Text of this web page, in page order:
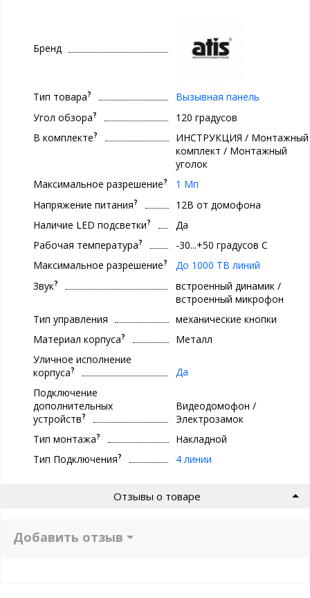
Бренд
Тип товара?
Вызывная панель
Угол обзора?
120 градусов
В комплекте?
ИНСТРУКЦИЯ / Монтажный
комплект / Монтажный
уголок
Максимальное разрешение?
1 Мп
Напряжение питания?
12В от домофона
Наличие LED подсветки?
Да
Рабочая температура?
-30...+50 градусов С
Максимальное разрешение?
До 1000 ТВ линий
Звук?
встроенный динамик /
встроенный микрофон
Тип управления
механические кнопки
Материал корпуса?
Металл
Уличное исполнение
корпуса?
Да
Подключение
дополнительных
устройств?
Видеодомофон /
Электрозамок
Тип монтажа?
Накладной
Тип Подключения? 4 линии
Отзывы о товаре
Добавить отзыв